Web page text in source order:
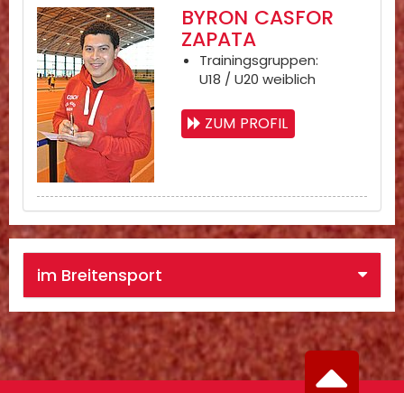
BYRON CASFOR
ZAPATA
Trainingsgruppen:
U18 / U20 weiblich
ZUM PROFIL
im Breitensport